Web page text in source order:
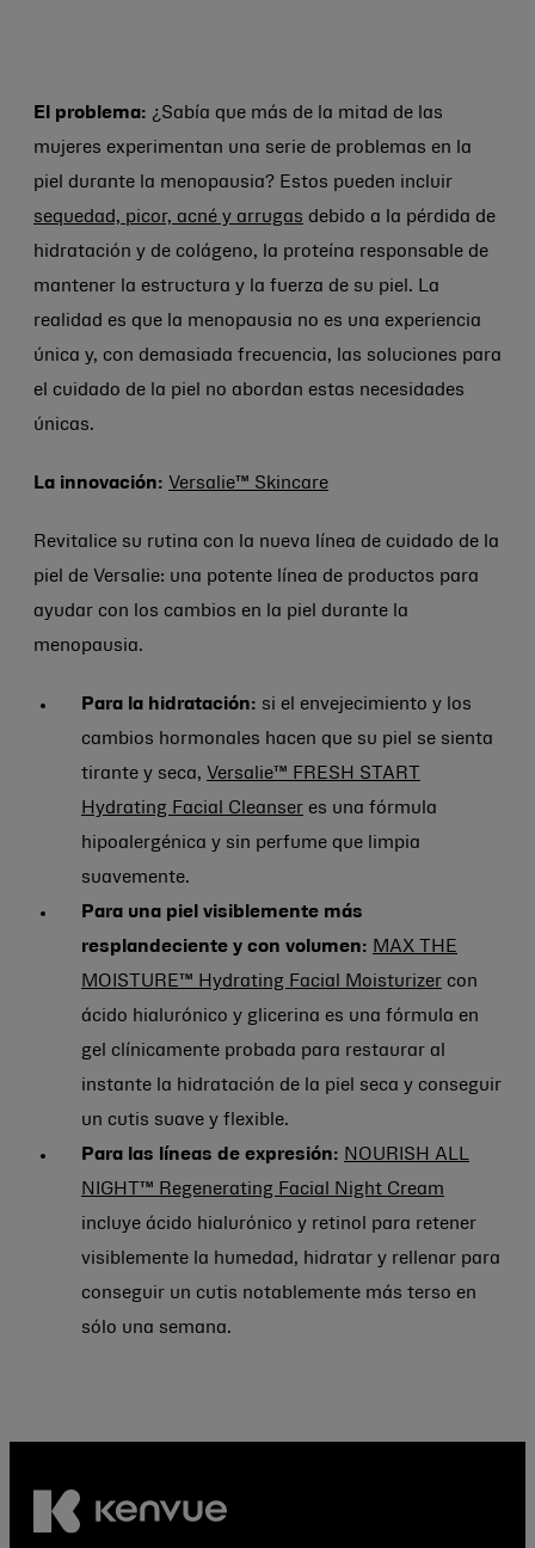
El problema: ¿Sabía que más de la mitad de las
mujeres experimentan una serie de problemas en la
piel durante la menopausia? Estos pueden incluir
sequedad, picor, acné y arrugas debido a la pérdida de
hidratación y de colágeno, la proteína responsable de
mantener la estructura y la fuerza de su piel. La
realidad es que la menopausia no es una experiencia
única y, con demasiada frecuencia, las soluciones para
el cuidado de la piel no abordan estas necesidades
únicas.
La innovación: Versalie™ Skincare
Revitalice su rutina con la nueva línea de cuidado de la
piel de Versalie: una potente línea de productos para
ayudar con los cambios en la piel durante la
menopausia.
Para la hidratación: si el envejecimiento y los
cambios hormonales hacen que su piel se sienta
tirante y seca, Versalie™ FRESH START
Hydrating Facial Cleanser es una fórmula
hipoalergénica y sin perfume que limpia
suavemente.
Para una piel visiblemente más
resplandeciente y con volumen: MAX THE
MOISTURE™ Hydrating Facial Moisturizer con
ácido hialurónico y glicerina es una fórmula en
gel clínicamente probada para restaurar al
instante la hidratación de la piel seca y conseguir
un cutis suave y flexible.
Para las líneas de expresión: NOURISH ALL
NIGHT™ Regenerating Facial Night Cream
incluye ácido hialurónico y retinol para retener
visiblemente la humedad, hidratar y rellenar para
conseguir un cutis notablemente más terso en
sólo una semana.